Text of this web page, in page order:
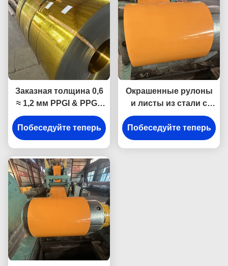
Заказная толщина 0,6
≈ 1,2 мм PPGI & PPGL
Цветопокрытые
предварительно
окрашенные
стальные катушки и
листы
Побеседуйте теперь
Окрашенные рулоны
и листы из стали с
предварительным
покрытием (PPGI /
PPGL) толщиной 0,6–
Побеседуйте теперь